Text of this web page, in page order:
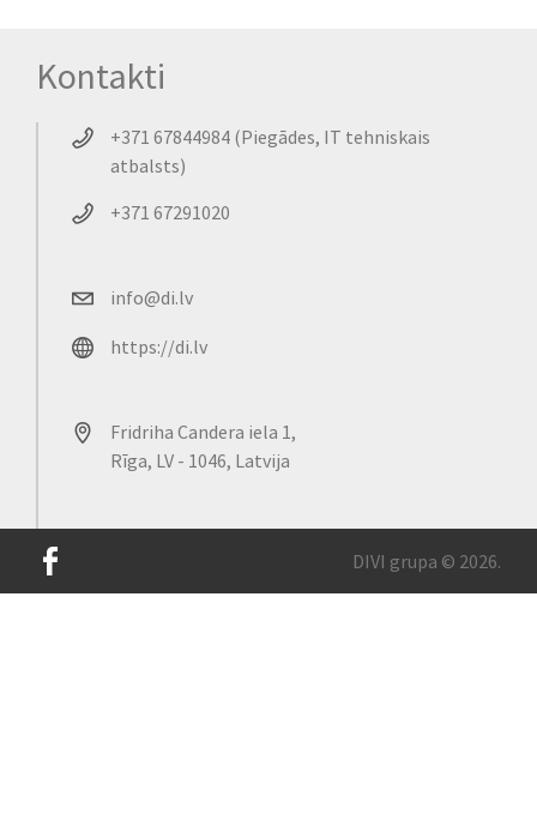
Kontakti
+371 67844984 (Piegādes, IT tehniskais
atbalsts)
+371 67291020
info@di.lv
https://di.lv
Fridriha Candera iela 1,
Rīga, LV - 1046, Latvija
DIVI grupa © 2026.